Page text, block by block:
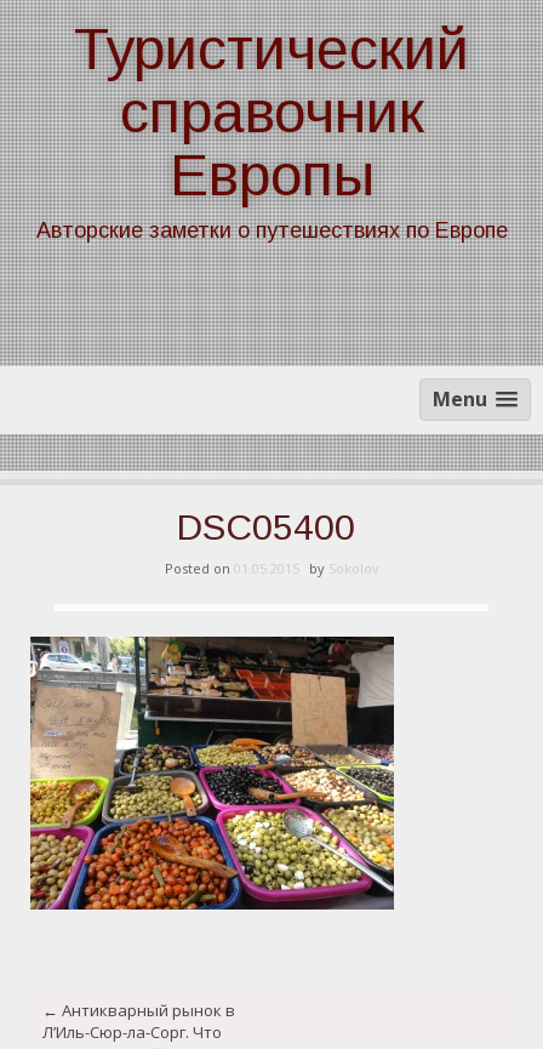
Skip
to
content
Туристический
справочник
Европы
Авторские заметки о путешествиях по Европе
Menu
DSC05400
Posted on 01.05.2015 by Sokolov
navigation
← Антикварный рынок в
Л’Иль-Сюр-ла-Сорг. Что